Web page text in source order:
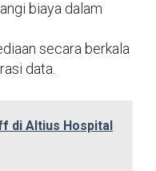
biaya dalam
secara berkala
data.
di Altius Hospital